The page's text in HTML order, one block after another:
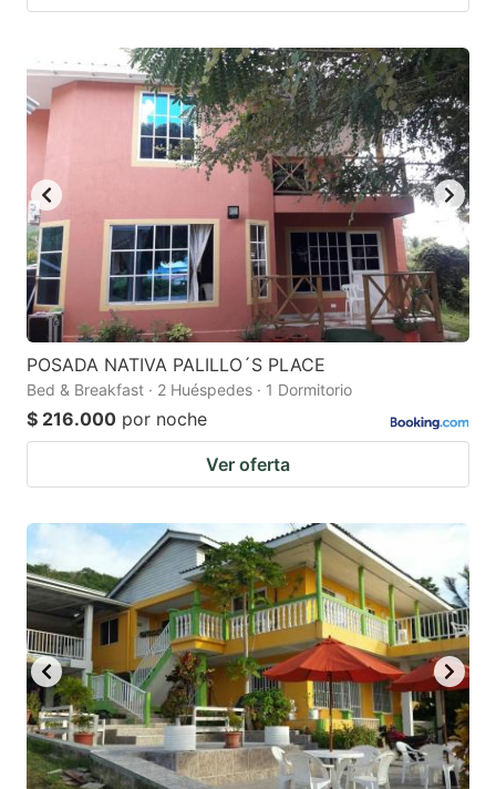
POSADA NATIVA PALILLO´S PLACE
Bed & Breakfast · 2 Huéspedes · 1 Dormitorio
$ 216.000 por noche
Ver oferta